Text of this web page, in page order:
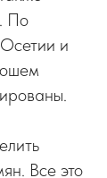
По
и
Все это